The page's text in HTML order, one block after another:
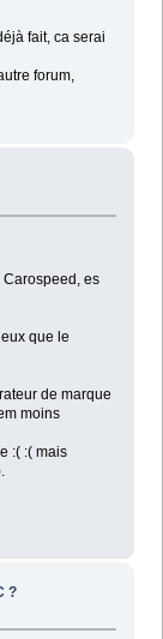
fait, ca serai
forum,
Carospeed, es
que le
de marque
moins
:( :( mais
?